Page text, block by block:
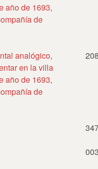
año de 1693,
de
analógico,
en la villa
año de 1693,
de